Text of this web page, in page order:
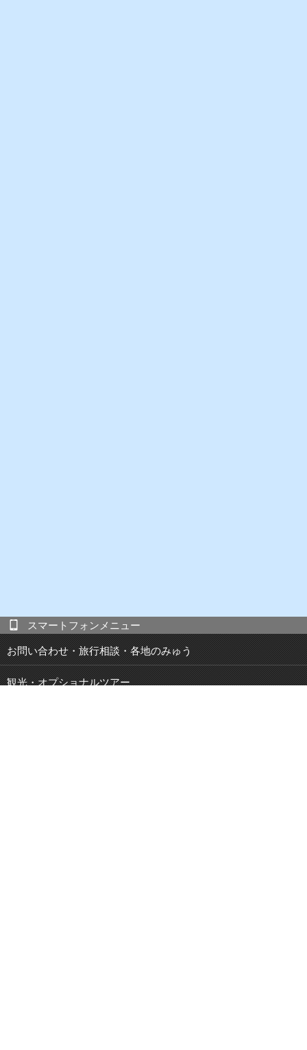
スマートフォンメニュー
お問い合わせ・旅行相談・各地のみゅう
観光・オプショナルツアー